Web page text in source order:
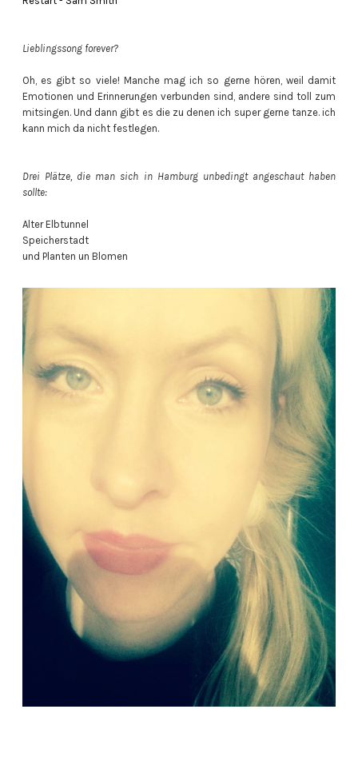
Lieblingssong forever?
Oh, es gibt so viele! Manche mag ich so gerne hören, weil damit
Emotionen und Erinnerungen verbunden sind, andere sind toll zum
mitsingen. Und dann gibt es die zu denen ich super gerne tanze. ich
kann mich da nicht festlegen.
Drei Plätze, die man sich in Hamburg unbedingt angeschaut haben
sollte:
Alter Elbtunnel
Speicherstadt
und Planten un Blomen